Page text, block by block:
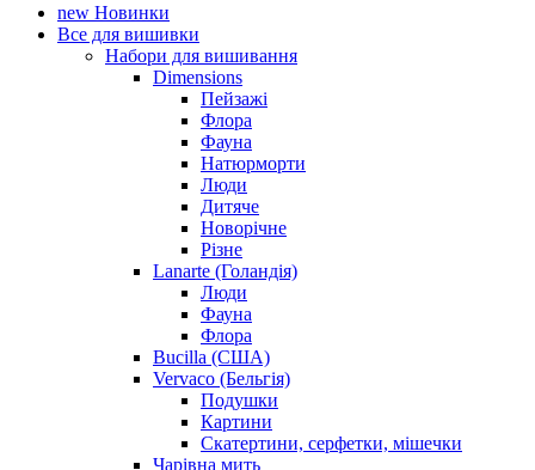
new Новинки
Все для вишивки
Набори для вишивання
Dimensions
Пейзажі
Флора
Фауна
Натюрморти
Люди
Дитяче
Новорічне
Різне
Lanarte (Голандія)
Люди
Фауна
Флора
Bucilla (США)
Vervaco (Бельгія)
Подушки
Картини
Скатертини, серфетки, мішечки
Чарiвна мить